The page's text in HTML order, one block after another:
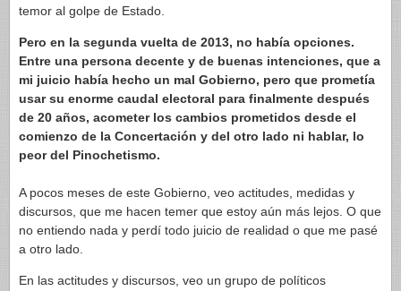
temor al golpe de Estado.
Pero en la segunda vuelta de 2013, no había opciones.
Entre una persona decente y de buenas intenciones, que a
mi juicio había hecho un mal Gobierno, pero que prometía
usar su enorme caudal electoral para finalmente después
de 20 años, acometer los cambios prometidos desde el
comienzo de la Concertación y del otro lado ni hablar, lo
peor del Pinochetismo.
A pocos meses de este Gobierno, veo actitudes, medidas y
discursos, que me hacen temer que estoy aún más lejos. O que
no entiendo nada y perdí todo juicio de realidad o que me pasé
a otro lado.
En las actitudes y discursos, veo un grupo de políticos